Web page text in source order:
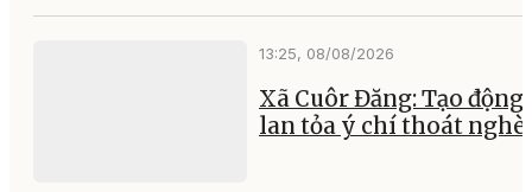
13:25, 08/08/2026
Xã Cuôr Đăng: Tạo động
lan tỏa ý chí thoát